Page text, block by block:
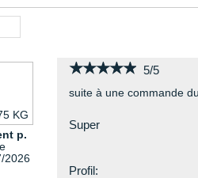
KG
p.
2026
★★★★★
★★★★★ 5/5
suite à une commande
Super
Profil: